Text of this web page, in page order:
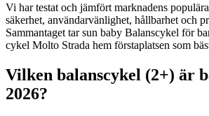
Vi har testat och jämfört marknadens
säkerhet, användarvänlighet, hållbarhet och
Sammantaget tar sun baby Balanscykel för
cykel Molto Strada hem förstaplatsen som
Vilken balanscykel (2+) är
2026?